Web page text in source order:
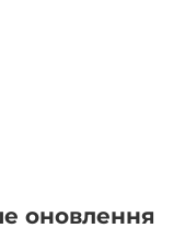
оновлення